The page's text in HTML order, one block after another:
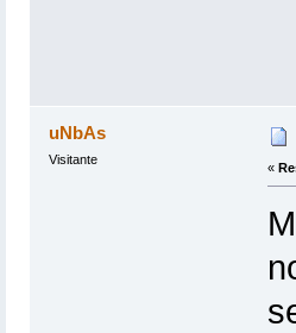
uNbAs
Visitante
«